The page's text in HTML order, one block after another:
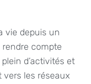
vie depuis un
compte
d’activités et
vers les réseaux